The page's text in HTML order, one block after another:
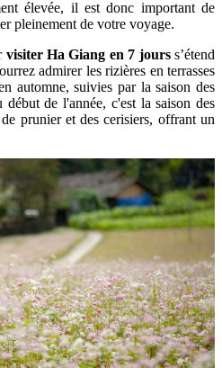
élevée, il est donc important de
pleinement de votre voyage.
visiter Ha Giang en 7 jourss’étend
admirer les rizières en terrasses
automne, suivies par la saison des
de l'année, c'est la saison des
prunier et des cerisiers, offrant un